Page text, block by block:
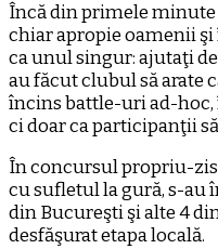
Încă din primele
chiar apropie oamenii şi
ca unul singur: ajutaţi
au făcut clubul să arate
încins battle-uri ad-hoc,
ci doar ca participanţii
În concursul propriu-
cu sufletul la gură, s-au
din Bucureşti şi alte 4
desfăşurat etapa locală.